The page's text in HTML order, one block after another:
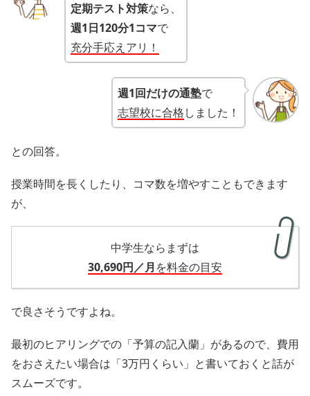
定期テスト対策なら、
週1日120分1コマで
充分手応えアリ！
週1回だけの通塾で
志望校に合格しました！
との回答。
授業時間を長くしたり、コマ数を増やすこともできます
が、
中学生ならまずは
30,690円／月 を料金の目安
で良さそうですよね。
最初のヒアリングでの「予算の記入蘭」があるので、費用
をおさえたい場合は「3万円くらい」と書いておくと話が
スムーズです。